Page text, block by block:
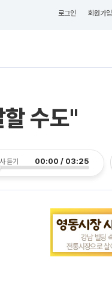
로그인 회원가입
수도"
듣기 00:00 / 03:25